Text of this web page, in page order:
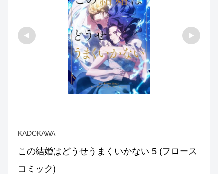
KADOKAWA
この結婚はどうせうまくいかない 5 (フロース
コミック)